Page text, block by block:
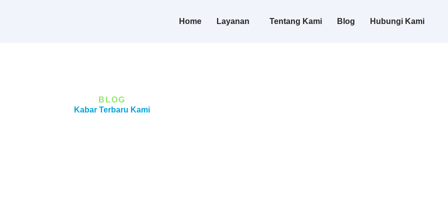
Home Layanan Tentang Kami Blog Hubungi Kami
BLOG
Kabar Terbaru Kami